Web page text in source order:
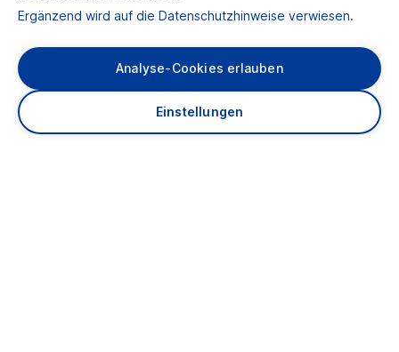
Über uns
Ergänzend wird auf die Datenschutzhinweise verwiesen.
Analyse-Cookies erlauben
Einstellungen